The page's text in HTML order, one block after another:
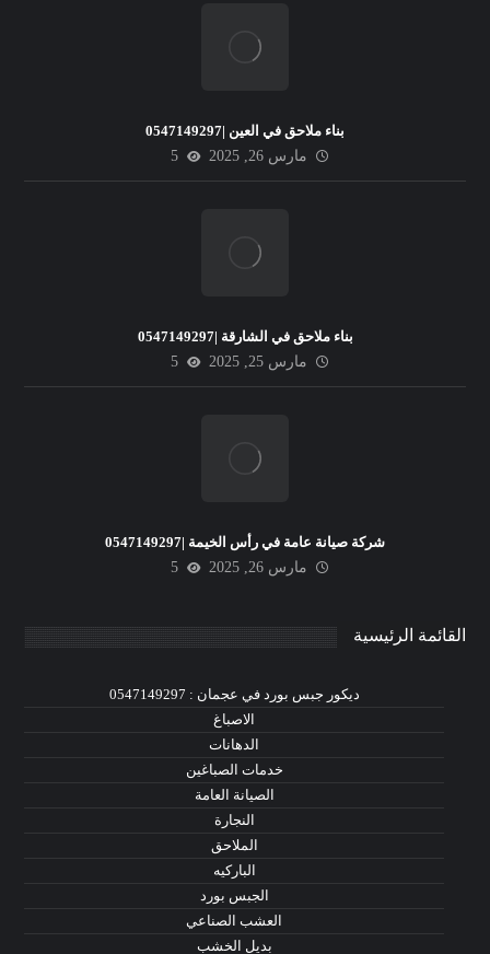
بناء ملاحق في العين |0547149297
مارس 26, 2025
5
بناء ملاحق في الشارقة |0547149297
مارس 25, 2025
5
شركة صيانة عامة في رأس الخيمة |0547149297
مارس 26, 2025
5
القائمة الرئيسية
ديكور جبس بورد في عجمان : 0547149297
الاصباغ
الدهانات
خدمات الصباغين
الصيانة العامة
النجارة
الملاحق
الباركيه
الجبس بورد
العشب الصناعي
بديل الخشب